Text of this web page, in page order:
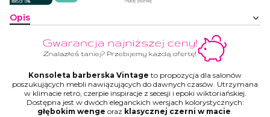
Opis
Konsoleta barberska Vintage to propozycja dla salonów
poszukujących mebli nawiązujących do dawnych czasów. Utrzymana
w klimacie retro, czerpie inspiracje z secesji i epoki wiktoriańskiej.
Dostępna jest w dwóch eleganckich wersjach kolorystycznych:
głębokim wenge oraz klasycznej czerni w macie.